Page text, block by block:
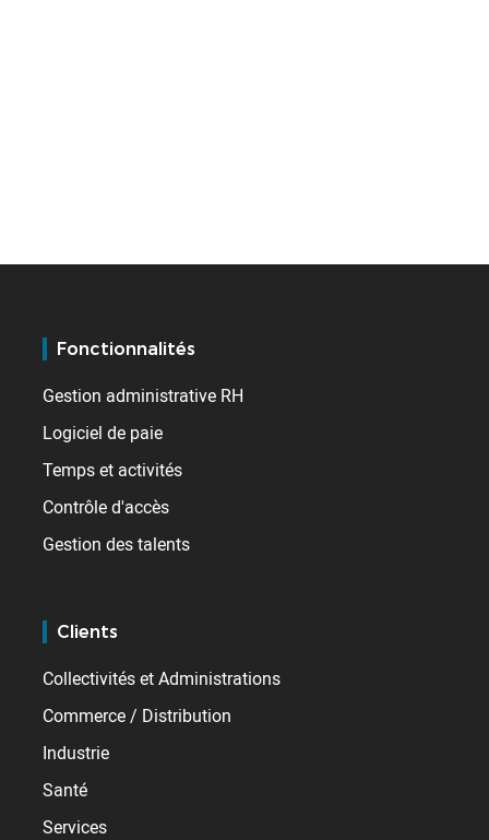
Fonctionnalités
Gestion administrative RH
Logiciel de paie
Temps et activités
Contrôle d'accès
Gestion des talents
Clients
Collectivités et Administrations
Commerce / Distribution
Industrie
Santé
Services